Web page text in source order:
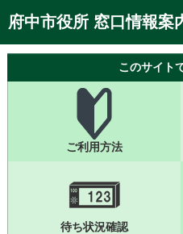
府中市役所 窓口情報案
トップページ
ご利用方法
窓口混雑状況
待ち状況確認
交付状況確認
メール通知登録
混雑予想カレンダー
このサイト
ご利用方法
待ち状況確認